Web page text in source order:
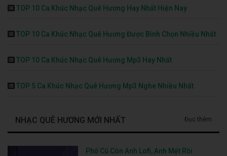
TOP 10 Ca Khúc Nhạc Quê Hương Hay Nhất Hiện Nay
TOP 10 Ca Khúc Nhạc Quê Hương Được Bình Chọn Nhiều Nhất
TOP 10 Ca Khúc Nhạc Quê Hương Mp3 Hay Nhất
TOP 5 Ca Khúc Nhạc Quê Hương Mp3 Nghe Nhiều Nhất
NHẠC QUÊ HƯƠNG MỚI NHẤT Đọc thêm
Phố Cũ Còn Anh Lofi, Anh Mệt Rồi